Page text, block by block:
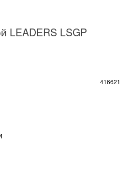
LEADERS LSGP
416621